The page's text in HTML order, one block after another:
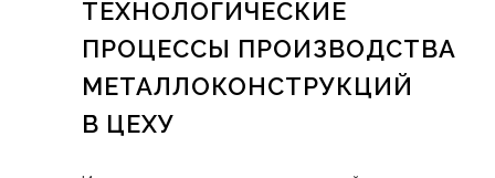
ТЕХНОЛОГИЧЕСКИЕ
ПРОЦЕССЫ ПРОИЗВОДСТВА
МЕТАЛЛОКОНСТРУКЦИЙ
В ЦЕХУ